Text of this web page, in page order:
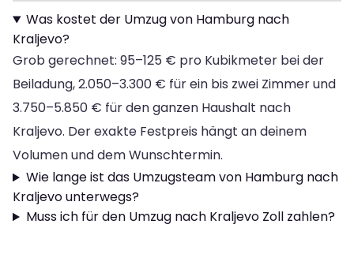
Was kostet der Umzug von Hamburg nach
Kraljevo?
Grob gerechnet: 95–125 € pro Kubikmeter bei der
Beiladung, 2.050–3.300 € für ein bis zwei Zimmer und
3.750–5.850 € für den ganzen Haushalt nach
Kraljevo. Der exakte Festpreis hängt an deinem
Volumen und dem Wunschtermin.
Wie lange ist das Umzugsteam von Hamburg nach
Kraljevo unterwegs?
Muss ich für den Umzug nach Kraljevo Zoll zahlen?